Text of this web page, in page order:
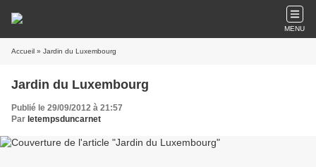
MENU
Accueil » Jardin du Luxembourg
Jardin du Luxembourg
Publié le 29/09/2012 à 21:57
Par letempsduncarnet